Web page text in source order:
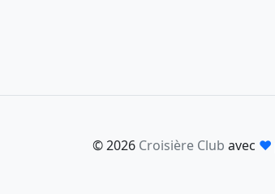
© 2026 Croisière Club avec ♥